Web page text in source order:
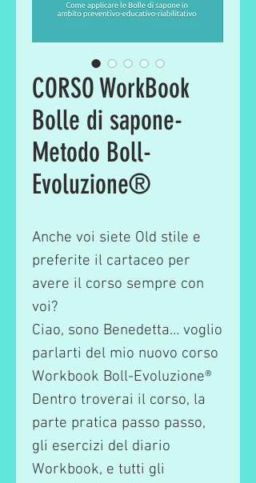
CORSO WorkBook
Bolle di sapone-
Metodo Boll-
Evoluzione®️
Anche voi siete Old stile e
preferite il cartaceo per
avere il corso sempre con
voi?
Ciao, sono Benedetta… voglio
parlarti del mio nuovo corso
Workbook Boll-Evoluzione®
Dentro troverai il corso, la
parte pratica passo passo,
gli esercizi del diario
Workbook, e tutti gli